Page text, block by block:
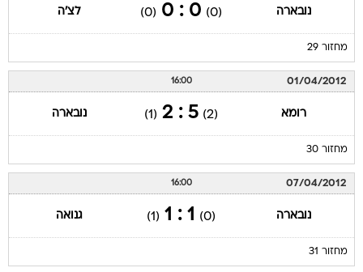
נובארה (0)
0 : 0
(0) לצ'ה
מחזור 29
01/04/2012
16:00
רומא (2)
5 : 2
(1) נובארה
מחזור 30
07/04/2012
16:00
נובארה (0)
1 : 1
(1) גנואה
מחזור 31